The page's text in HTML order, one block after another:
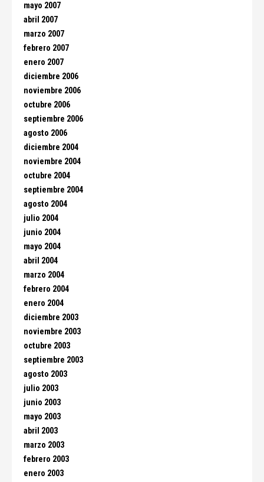
mayo 2007
abril 2007
marzo 2007
febrero 2007
enero 2007
diciembre 2006
noviembre 2006
octubre 2006
septiembre 2006
agosto 2006
diciembre 2004
noviembre 2004
octubre 2004
septiembre 2004
agosto 2004
julio 2004
junio 2004
mayo 2004
abril 2004
marzo 2004
febrero 2004
enero 2004
diciembre 2003
noviembre 2003
octubre 2003
septiembre 2003
agosto 2003
julio 2003
junio 2003
mayo 2003
abril 2003
marzo 2003
febrero 2003
enero 2003